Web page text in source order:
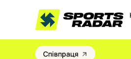
Співпраця